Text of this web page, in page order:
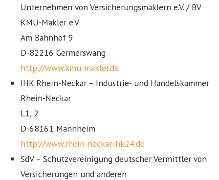
Unternehmen von Versicherungsmaklern e.V. / BV
KMU-Makler e.V.
Am Bahnhof 9
D-82216 Germerswang
http://www.kmu-makler.de
IHK Rhein-Neckar – Industrie- und Handelskammer
Rhein-Neckar
L1, 2
D-68161 Mannheim
http://www.rhein-neckar.ihk24.de
SdV – Schutzvereinigung deutscher Vermittler von
Versicherungen und anderen